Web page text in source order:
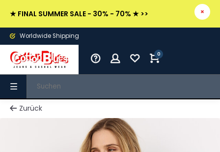
★ FINAL SUMMER SALE - 30% - 70% ★ >>
Worldwide Shipping
0
Zurück